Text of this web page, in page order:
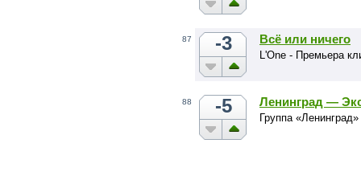
87 -3 Всё или ничего
L'One - Премьера
88 -5 Ленинград —
Группа «Ленинград»